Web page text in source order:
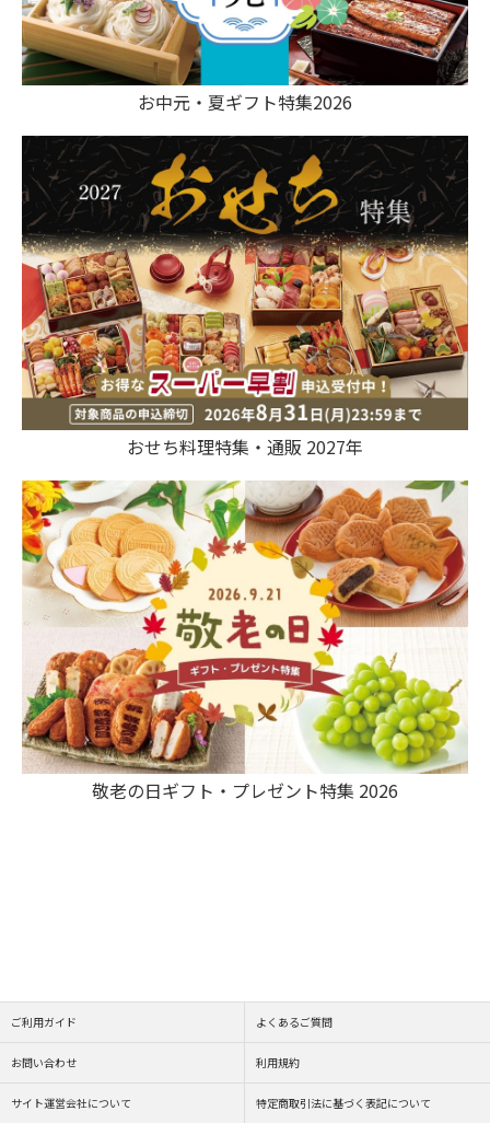
お中元・夏ギフト特集2026
おせち料理特集・通販 2027年
敬老の日ギフト・プレゼント特集 2026
ご利用ガイド よくあるご質問
お問い合わせ 利用規約
サイト運営会社について 特定商取引法に基づく表記について